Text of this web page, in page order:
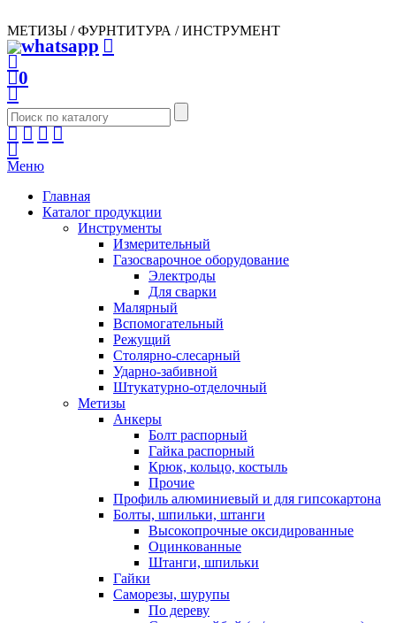
МЕТИЗЫ / ФУРНТИТУРА / ИНСТРУМЕНТ
0
Меню
Главная
Каталог продукции
Инструменты
Измерительный
Газосварочное оборудование
Электроды
Для сварки
Малярный
Вспомогательный
Режущий
Столярно-слесарный
Ударно-забивной
Штукатурно-отделочный
Метизы
Анкеры
Болт распорный
Гайка распорный
Крюк, кольцо, костыль
Прочие
Профиль алюминиевый и для гипсокартона
Болты, шпильки, штанги
Высокопрочные оксидированные
Оцинкованные
Штанги, шпильки
Гайки
Саморезы, шурупы
По дереву